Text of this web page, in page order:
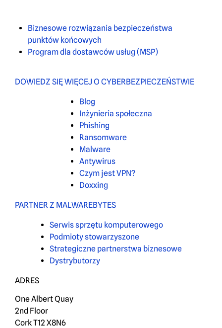
Biznesowe rozwiązania bezpieczeństwa
punktów końcowych
Program dla dostawców usług (MSP)
DOWIEDZ SIĘ WIĘCEJ O CYBERBEZPIECZEŃSTWIE
Blog
Inżynieria społeczna
Phishing
Ransomware
Malware
Antywirus
Czym jest VPN?
Doxxing
PARTNER Z MALWAREBYTES
Serwis sprzętu komputerowego
Podmioty stowarzyszone
Strategiczne partnerstwa biznesowe
Dystrybutorzy
ADRES
One Albert Quay
2nd Floor
Cork T12 X8N6